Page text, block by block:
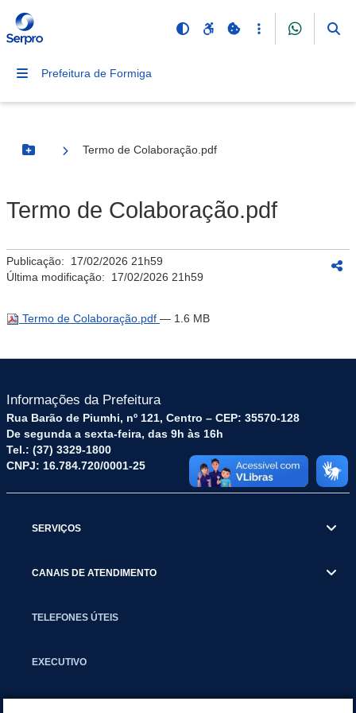
Prefeitura de Formiga
Botão Menu
Termo de Colaboração.pdf
Termo de Colaboração.pdf
Publicação: 17/02/2026 21h59
Última modificação: 17/02/2026 21h59
Termo de Colaboração.pdf — 1.6 MB
Informações da Prefeitura
Rua Barão de Piumhi, nº 121, Centro – CEP: 35570-128
De segunda a sexta-feira, das 9h às 16h
Tel.: (37) 3329-1800
CNPJ: 16.784.720/0001-25
SERVIÇOS
CANAIS DE ATENDIMENTO
TELEFONES ÚTEIS
EXECUTIVO